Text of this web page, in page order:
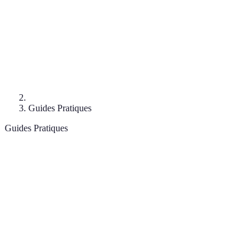
Guides Pratiques
Guides Pratiques